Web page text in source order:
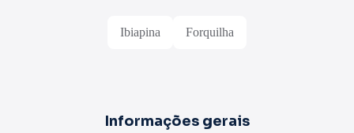
Ibiapina Forquilha
Informações gerais